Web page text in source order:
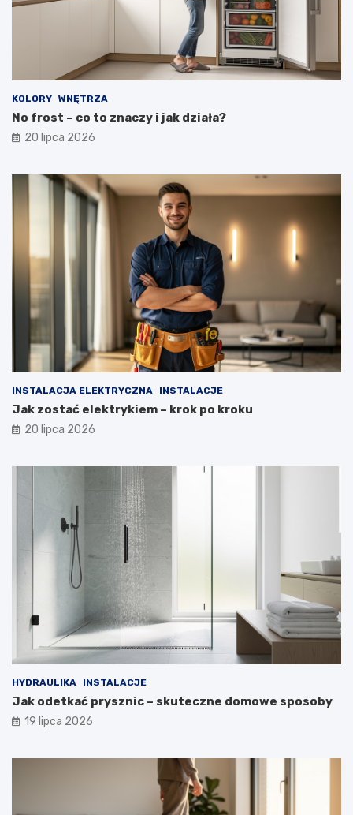
KOLORY WNĘTRZA
No frost – co to znaczy i jak działa?
20 lipca 2026
INSTALACJA ELEKTRYCZNA INSTALACJE
Jak zostać elektrykiem – krok po kroku
20 lipca 2026
HYDRAULIKA INSTALACJE
Jak odetkać prysznic – skuteczne domowe sposoby
19 lipca 2026